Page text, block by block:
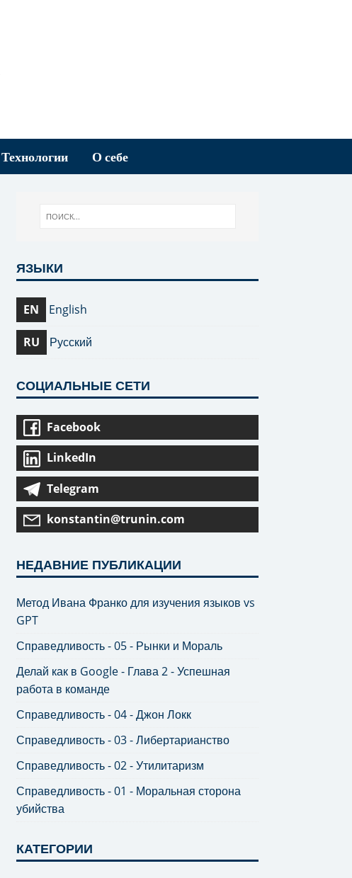
Технологии О себе
ЯЗЫКИ
EN English
RU Русский
СОЦИАЛЬНЫЕ СЕТИ
Facebook
LinkedIn
Telegram
konstantin@trunin.com
НЕДАВНИЕ ПУБЛИКАЦИИ
Метод Ивана Франко для изучения языков vs
GPT
Справедливость - 05 - Рынки и Мораль
Делай как в Google - Глава 2 - Успешная
работа в команде
Справедливость - 04 - Джон Локк
Справедливость - 03 - Либертарианство
Справедливость - 02 - Утилитаризм
Справедливость - 01 - Моральная сторона
убийства
КАТЕГОРИИ